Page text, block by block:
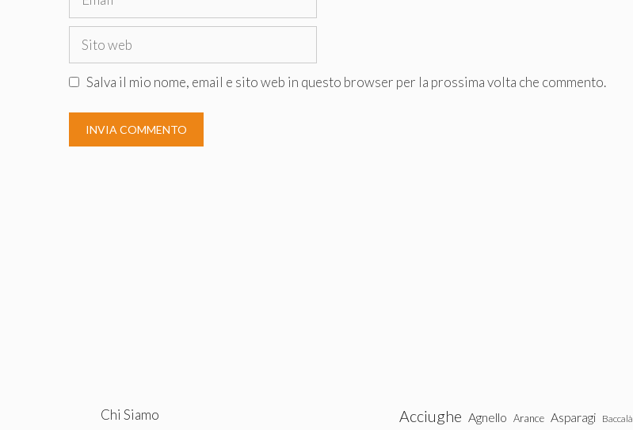
Sito
Salva il mio nome, email e sito web in questo browser per la prossima volta che commento.
Chi Siamo
Acciughe Agnello Arance Asparagi Baccalà